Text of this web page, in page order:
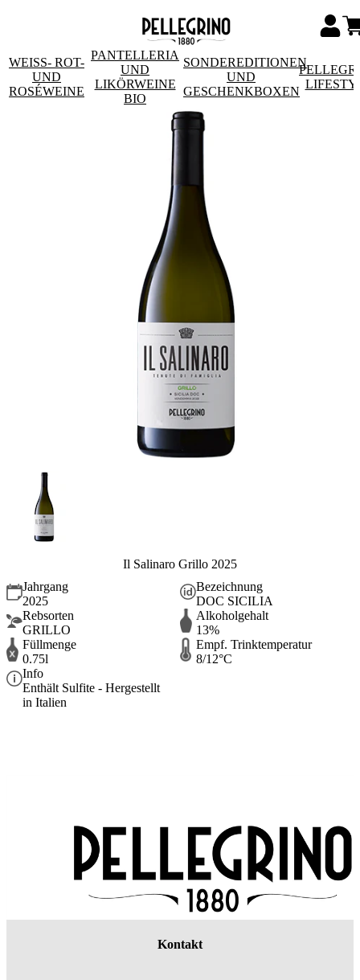
WEISS- ROT- U
ND R
OSÉWEINE
PANTELLERIA
UND
LIKÖRWEINE
BIO
SONDEREDITIONEN
UND
GESCHENKBOXEN
Il Salinaro Grillo 2025
Jahrgang
2025
Bezeichnung
DOC SICILIA
Rebsorten
GRILLO
Alkoholgehalt
13%
Füllmenge
0.75l
Empf. Trinktemperatur
8/12°C
Info
Enthält Sulfite - Hergestellt
in Italien
Kontakt